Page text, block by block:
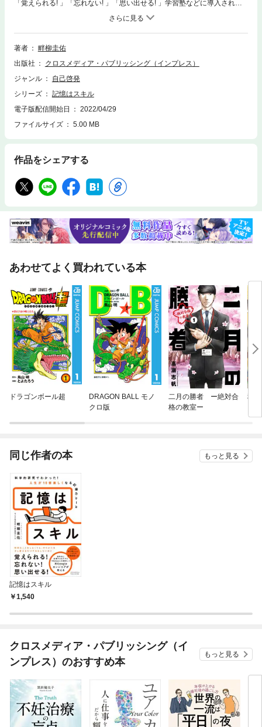
「覚えられる! 」「忘れない! 」「思い出せる! 」学習塾などに導入される
記憶アプリ「Monoxer(モノグサ)」を開発した元Googleエンジニアが、効
率的に記憶を定着させる方法を教えます。「最近、人の名前が覚えられな
い」「昔は電話番号を何件も覚えていたのに、スマホに頼っていたら数字
を覚えられなくなった」「新しい用語が次々に登場するけれど、正直つい
向けた本です。昔から、さまざまな記憶法が提唱されてきました。もし記
憶することが得意になれば、人生のあらゆるシーンで役に立つにちがいな
際、覚えることが得意になれば教養は広がるし、複雑なエンタメも楽しめ
るようになります。子どもなら学習の成果も出やすくなり、自己肯定感も
あるのです。けれども、本で紹介される記憶術はどれもなんだか難しく感
もラクに覚えられる方法を提案します。また、子どもや部下など他者の記
けでなく、子どもの勉強をサポートするときにも、記憶についての知識が
役に立つのです。
著者
畔柳圭佑
出版社
クロスメディア・パブリッシング（インプレス）
ジャンル
自己啓発
シリーズ
記憶はスキル
電子版配信開始日
2022/04/29
ファイルサイズ
5.00 MB
作品をシェアする
あわせてよく買われている本
ドラゴンボール超
DRAGON BALL モノ
クロ版
二月の勝者 ー絶対合
格の教室ー
税
同じ作者の本 もっと見る
記憶はスキル
1,540
クロスメディア・パブリッシング（イ
ンプレス）のおすすめ本
もっと見る